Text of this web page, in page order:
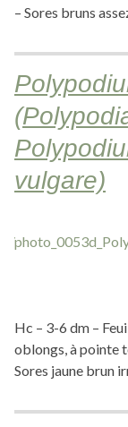
– Sores bruns
vulgare)
Hc – 3-6 dm –
oblongs, à pointe
Sores jaune brun